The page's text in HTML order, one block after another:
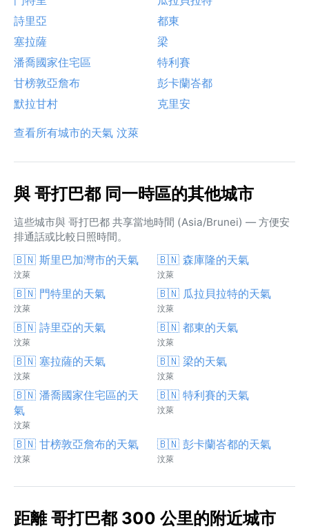
詩里亞
都東
塞拉薩
梁
潘喬國家住宅區
特利賽
甘榜敦亞詹布
彭卡蘭峇都
默拉甘村
克里安
查看所有城市的天氣 汶萊
與 哥打巴都 同一時區的其他城市
這些城市與 哥打巴都 共享當地時間 (Asia/Brunei) — 方便安
排通話或比較日照時間。
🇧🇳 斯里巴加灣市的天氣
汶萊
🇧🇳 森庫隆的天氣
汶萊
🇧🇳 門特里的天氣
汶萊
🇧🇳 瓜拉貝拉特的天氣
汶萊
🇧🇳 詩里亞的天氣
汶萊
🇧🇳 都東的天氣
汶萊
🇧🇳 塞拉薩的天氣
汶萊
🇧🇳 梁的天氣
汶萊
🇧🇳 潘喬國家住宅區的天
氣
汶萊
🇧🇳 特利賽的天氣
汶萊
🇧🇳 甘榜敦亞詹布的天氣
汶萊
🇧🇳 彭卡蘭峇都的天氣
汶萊
距離 哥打巴都 300 公里的附近城市